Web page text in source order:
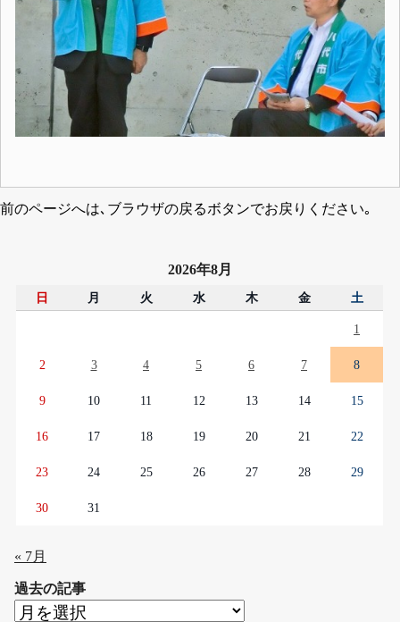
前のページへは､ブラウザの戻るボタンでお戻りください｡
2026年8月
日 月 火 水 木 金 土
1
2 3 4 5 6 7 8
9 10 11 12 13 14 15
16 17 18 19 20 21 22
23 24 25 26 27 28 29
30 31
« 7月
過去の記事
過